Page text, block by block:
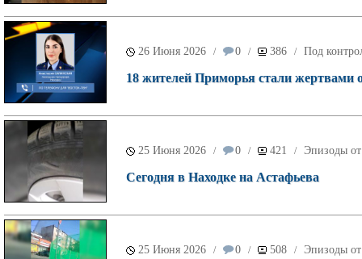
26 Июня 2026 / 0 / 386 / Под
18 жителей Приморья стали жертвами
25 Июня 2026 / 0 / 421 / Эпизоды
Сегодня в Находке на Астафьева
25 Июня 2026 / 0 / 508 / Эпизоды